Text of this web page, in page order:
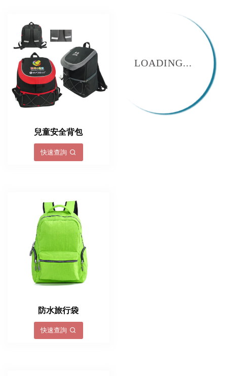
LOADING...
兒童安全背包
快速查詢
防水旅行袋
快速查詢